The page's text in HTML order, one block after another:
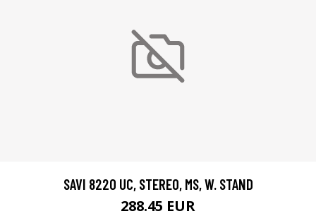
SAVI 8220 UC, STEREO, MS, W. STAND
288.45 EUR